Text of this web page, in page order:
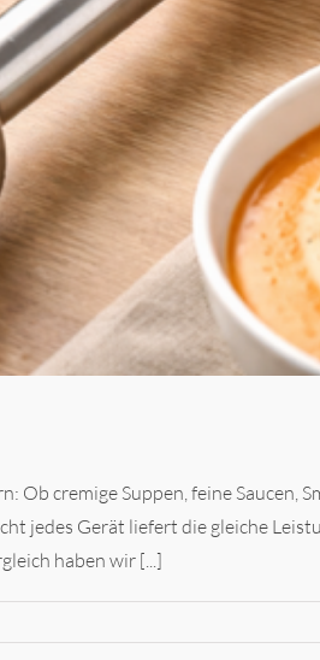
Ob cremige Suppen, feine Saucen,
jedes Gerät liefert die gleiche
haben wir [...]